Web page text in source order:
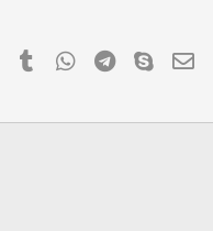
PinterestTumblr WhatsAppTelegram
Skype